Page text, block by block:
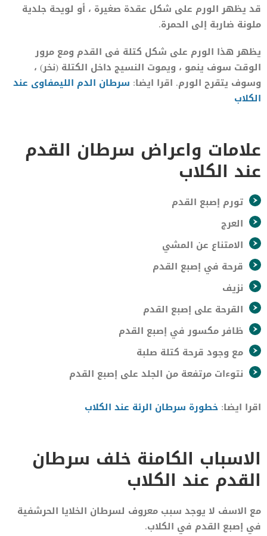
قد يظهر الورم على شكل عقدة صغيرة ، أو لويحة جلدية
ملونة ضاربة إلى الحمرة.
يظهر هذا الورم على شكل كتلة فى القدم ومع مرور
الوقت سوف ينمو ، ويموت النسيج داخل الكتلة (نخر) ،
وسوف يتقرح الورم. اقرا ايضا: سرطان الدم الليمفاوى عند
الكلاب
علامات واعراض سرطان القدم
عند الكلاب
تورم إصبع القدم
العرج
الامتناع عن المشي
قرحة في إصبع القدم
نزيف
القرحة على إصبع القدم
ظافر مكسور في إصبع القدم
مع وجود قرحة كتلة صلبة
نتوءات مرتفعة من الجلد على إصبع القدم
اقرا ايضا: خطورة سرطان الرئة عند الكلاب
الاسباب الكامنة خلف سرطان
القدم عند الكلاب
مع الاسف لا يوجد سبب معروف لسرطان الخلايا الحرشفية
في إصبع القدم في الكلاب.